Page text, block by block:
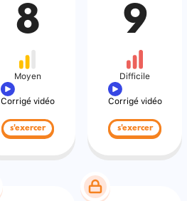
8
Moyen
Corrigé vidéo
s'exercer
9
Difficile
Corrigé vidéo
s'exercer